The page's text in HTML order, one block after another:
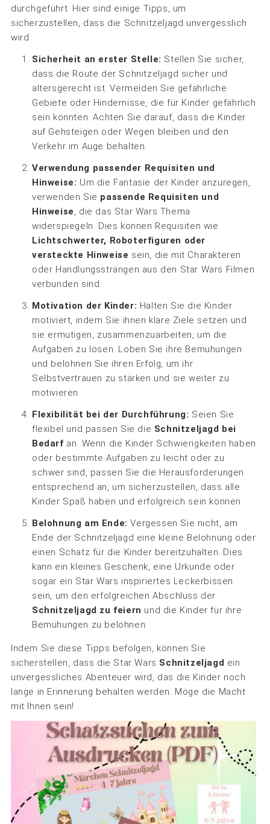
durchgeführt. Hier sind einige Tipps, um
sicherzustellen, dass die Schnitzeljagd unvergesslich
wird:
Sicherheit an erster Stelle: Stellen Sie sicher,
dass die Route der Schnitzeljagd sicher und
altersgerecht ist. Vermeiden Sie gefährliche
Gebiete oder Hindernisse, die für Kinder gefährlich
sein könnten. Achten Sie darauf, dass die Kinder
auf Gehsteigen oder Wegen bleiben und den
Verkehr im Auge behalten.
Verwendung passender Requisiten und
Hinweise: Um die Fantasie der Kinder anzuregen,
verwenden Sie passende Requisiten und
Hinweise, die das Star Wars Thema
widerspiegeln. Dies können Requisiten wie
Lichtschwerter, Roboterfiguren oder
versteckte Hinweise sein, die mit Charakteren
oder Handlungssträngen aus den Star Wars Filmen
verbunden sind.
Motivation der Kinder: Halten Sie die Kinder
motiviert, indem Sie ihnen klare Ziele setzen und
sie ermutigen, zusammenzuarbeiten, um die
Aufgaben zu lösen. Loben Sie ihre Bemühungen
und belohnen Sie ihren Erfolg, um ihr
Selbstvertrauen zu stärken und sie weiter zu
motivieren.
Flexibilität bei der Durchführung: Seien Sie
flexibel und passen Sie die Schnitzeljagd bei
Bedarf an. Wenn die Kinder Schwierigkeiten haben
oder bestimmte Aufgaben zu leicht oder zu
schwer sind, passen Sie die Herausforderungen
entsprechend an, um sicherzustellen, dass alle
Kinder Spaß haben und erfolgreich sein können.
Belohnung am Ende: Vergessen Sie nicht, am
Ende der Schnitzeljagd eine kleine Belohnung oder
einen Schatz für die Kinder bereitzuhalten. Dies
kann ein kleines Geschenk, eine Urkunde oder
sogar ein Star Wars inspiriertes Leckerbissen
sein, um den erfolgreichen Abschluss der
Schnitzeljagd zu feiern und die Kinder für ihre
Bemühungen zu belohnen.
Indem Sie diese Tipps befolgen, können Sie
sicherstellen, dass die Star Wars Schnitzeljagd ein
unvergessliches Abenteuer wird, das die Kinder noch
lange in Erinnerung behalten werden. Möge die Macht
mit Ihnen sein!